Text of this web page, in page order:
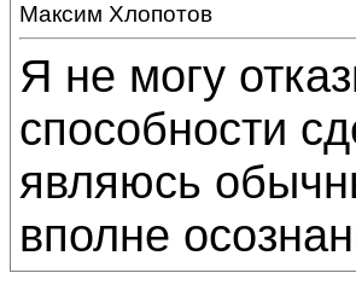
Максим Хлопотов
Я не могу
способности
являюсь
вполне